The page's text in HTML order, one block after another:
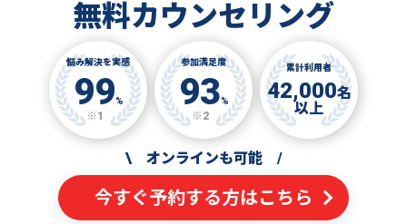
無料カウンセリング
悩み解決を実感
99%
※1
参加満足度
93%
※2
累計利用者
42,000名
以上
\ オンラインも可能 /
今すぐ予約する方はこちら